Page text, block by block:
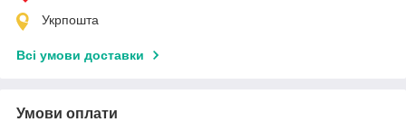
Укрпошта
Всі умови доставки
Умови оплати